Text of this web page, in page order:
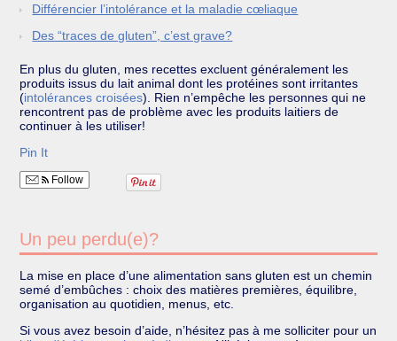
Différencier l’intolérance et la maladie cœliaque
Des “traces de gluten”, c’est grave?
En plus du gluten, mes recettes excluent généralement les
produits issus du lait animal dont les protéines sont irritantes
(intolérances croisées). Rien n’empêche les personnes qui ne
rencontrent pas de problème avec les produits laitiers de
continuer à les utiliser!
Pin It
Follow
Un peu perdu(e)?
La mise en place d’une alimentation sans gluten est un chemin
semé d’embûches : choix des matières premières, équilibre,
organisation au quotidien, menus, etc.
Si vous avez besoin d’aide, n’hésitez pas à me solliciter pour un